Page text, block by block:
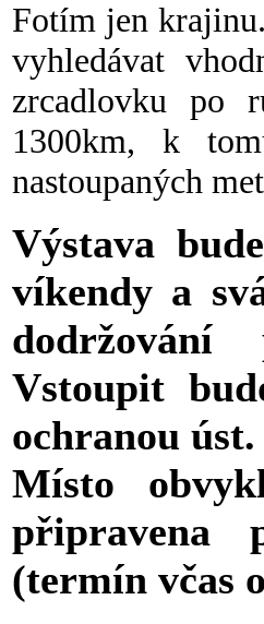
Fotím jen
vyhledávat
zrcadlovku po
1300km, k
nastoupaných
Výstava
víkendy a
dodržování
Vstoupit
ochranou úst.
Místo
připravena
(termín včas